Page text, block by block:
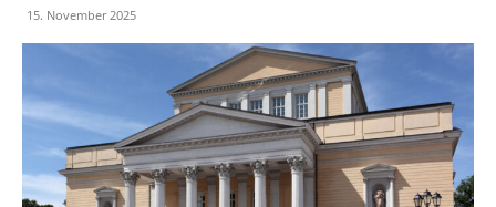
15. November 2025